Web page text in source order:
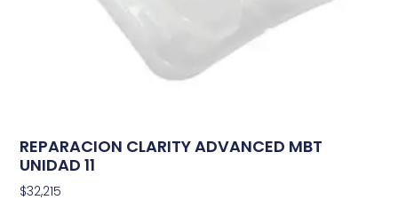
REPARACION CLARITY ADVANCED MBT
UNIDAD 11
$32,215